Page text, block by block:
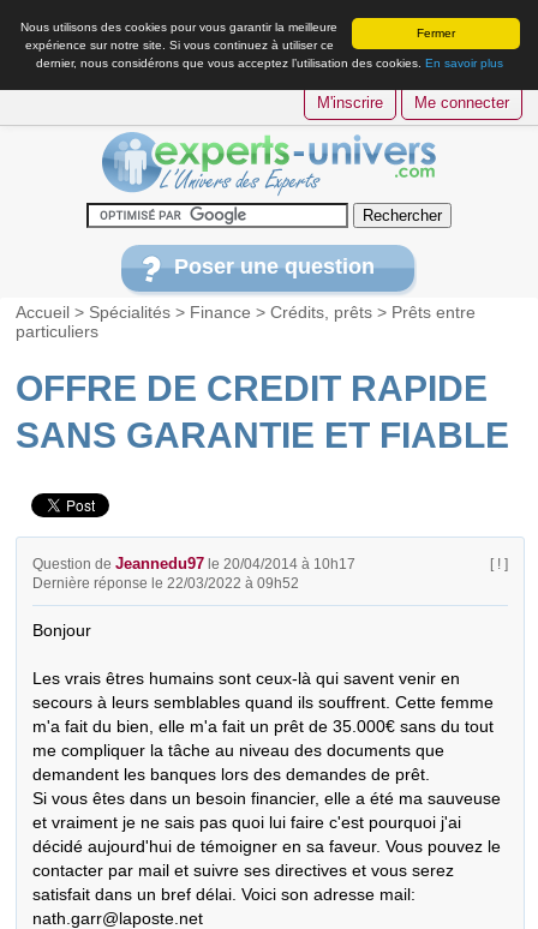
Fermer
Nous utilisons des cookies pour vous garantir la meilleure
expérience sur notre site. Si vous continuez à utiliser ce
dernier, nous considérons que vous acceptez l’utilisation des cookies. En savoir plus
M'inscrire Me connecter
Poser une question
Accueil > Spécialités > Finance >Crédits, prêts > Prêts entre
particuliers
OFFRE DE CREDIT RAPIDE
SANS GARANTIE ET FIABLE
Question deJeannedu97 le 20/04/2014 à 10h17
Dernière réponse le 22/03/2022 à 09h52
[ ! ]
Bonjour
Les vrais êtres humains sont ceux-là qui savent venir en
secours à leurs semblables quand ils souffrent. Cette femme
m'a fait du bien, elle m'a fait un prêt de 35.000€ sans du tout
me compliquer la tâche au niveau des documents que
demandent les banques lors des demandes de prêt.
Si vous êtes dans un besoin financier, elle a été ma sauveuse
et vraiment je ne sais pas quoi lui faire c'est pourquoi j'ai
décidé aujourd'hui de témoigner en sa faveur. Vous pouvez le
contacter par mail et suivre ses directives et vous serez
satisfait dans un bref délai. Voici son adresse mail:
nath.garr@laposte.net